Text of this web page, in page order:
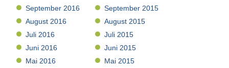
September 2016
August 2016
Juli 2016
Juni 2016
Mai 2016
September 2015
August 2015
Juli 2015
Juni 2015
Mai 2015